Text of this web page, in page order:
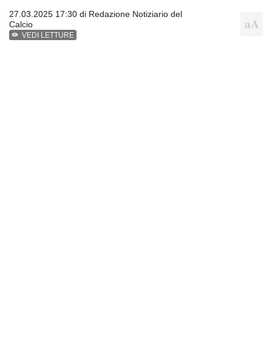
27.03.2025 17:30 di Redazione Notiziario del
Calcio
VEDI LETTURE